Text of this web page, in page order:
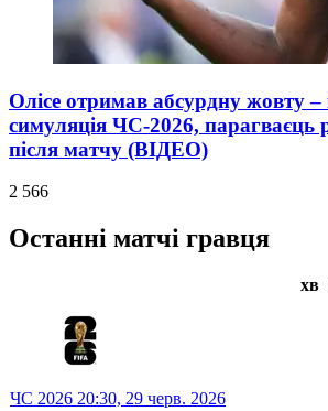
Олісе отримав абсурдну жовту
симуляція ЧС-2026, парагваєць
після матчу (ВІДЕО)
2 566
Останні матчі гравця
хв
ЧС 2026 20:30, 29 черв. 2026